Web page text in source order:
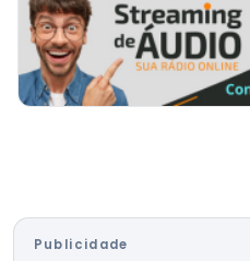
Publicidade